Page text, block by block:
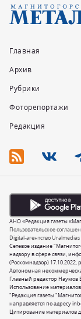
Главная
Архив
Рубрики
Фоторепортажи
Редакция
Сетевое издание
надзору в сфере связи,
(Роскомнадзор)
Автономная
Главный редактор Наумов
Использование
"Редакция газеты
направляется по адресу
Цитирование материалов
Пользовательское
Digital-агентство Uralmedias
АНО «Редакция газеты